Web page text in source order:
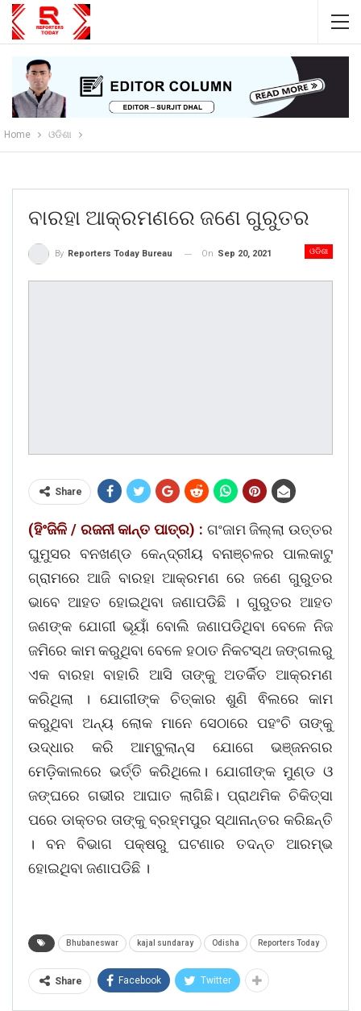
Home ଓଡିଶା
ବାରହା ଆକ୍ରମଣରେ ଜଣେ ଗୁରୁତର
ଓଡିଶା
By Reporters Today Bureau On Sep 20, 2021
Share
(ହିଂଜିଳି / ରଜନୀ କାନ୍ତ ପାତ୍ର) : ଗଂଜାମ ଜିଲ୍ଲା ଉତ୍ତର
ଘୁମୁସର ବନଖଣ୍ଡ କେନ୍ଦ୍ରୀୟ ବନାଞ୍ଚଳର ପାଲକାଟୁ
ଗ୍ରାମରେ ଆଜି ବାରହା ଆକ୍ରମଣ ରେ ଜଣେ ଗୁରୁତର
ଭାବେ ଆହତ ହୋଇଥିବା ଜଣାପଡିଛି । ଗୁରୁତର ଆହତ
ଜଣଙ୍କ ଯୋଗୀ ଭୂୟାଁ ବୋଲି ଜଣାପଡିଥିବା ବେଳେ ନିଜ
ଜମିରେ କାମ କରୁଥିବା ବେଳେ ହଠାତ ନିକଟସ୍ଥ ଜଙ୍ଗଲରୁ
ଏକ ବାରହା ବାହାରି ଆସି ତାଙ୍କୁ ଅତର୍କିତ ଆକ୍ରମଣ
କରିଥିଲା । ଯୋଗୀଙ୍କ ଚିତ୍କାର ଶୁଣି ଵିଲରେ କାମ
କରୁଥିବା ଅନ୍ୟ ଲୋକ ମାନେ ସେଠାରେ ପହଂଚି ତାଙ୍କୁ
ଉଦ୍ଧାର କରି ଆମ୍ବୁଲାନ୍ସ ଯୋଗେ ଭଞ୍ଜନଗର
ମେଡ଼ିକାଲରେ ଭର୍ତ୍ତି କରିଥିଲେ। ଯୋଗୀଙ୍କ ମୁଣ୍ଡ ଓ
ଜଙ୍ଘରେ ଗଭୀର ଆଘାତ ଲାଗିଛି। ପ୍ରାଥମିକ ଚିକିତ୍ସା
ପରେ ଡାକ୍ତର ତାଙ୍କୁ ବ୍ରହ୍ମପୁର ସ୍ଥାନାନ୍ତର କରିଛନ୍ତି
। ବନ ବିଭାଗ ପକ୍ଷରୁ ଘଟଣାର ତଦନ୍ତ ଆରମ୍ଭ
ହୋଇଥିବା ଜଣାପଡିଛି ।
Bhubaneswar kajal sundaray Odisha Reporters Today
Share Facebook Twitter